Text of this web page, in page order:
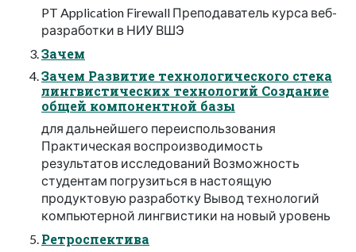
PT Application Firewall Преподаватель курса веб-
разработки в НИУ ВШЭ
Зачем
Зачем Развитие технологического стека
лингвистических технологий Создание
общей компонентной базы
для дальнейшего переиспользования
Практическая воспроизводимость
результатов исследований Возможность
студентам погрузиться в настоящую
продуктовую разработку Вывод технологий
компьютерной лингвистики на новый уровень
Ретроспектива